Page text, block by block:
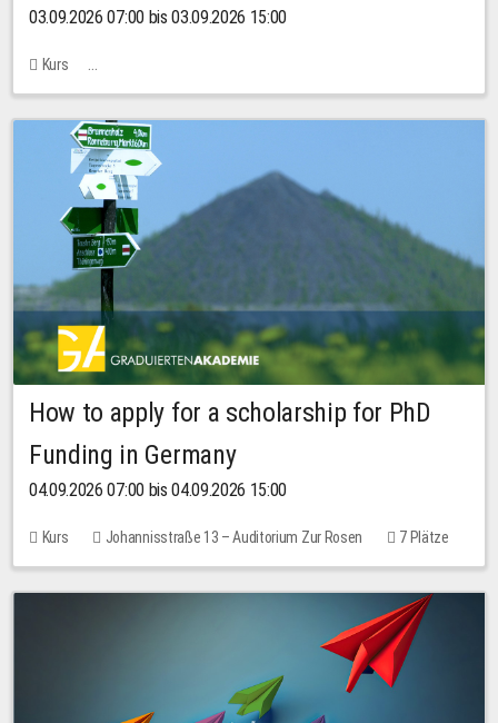
03.09.2026 07:00 bis 03.09.2026 15:00
Kurs
Bachstraße 18k - SR 102 (Seminarraum Servicestelle LehreLernen)
How to apply for a scholarship for PhD
Funding in Germany
04.09.2026 07:00 bis 04.09.2026 15:00
Kurs Johannisstraße 13 – Auditorium Zur Rosen
7 Plätze
10,00 EUR